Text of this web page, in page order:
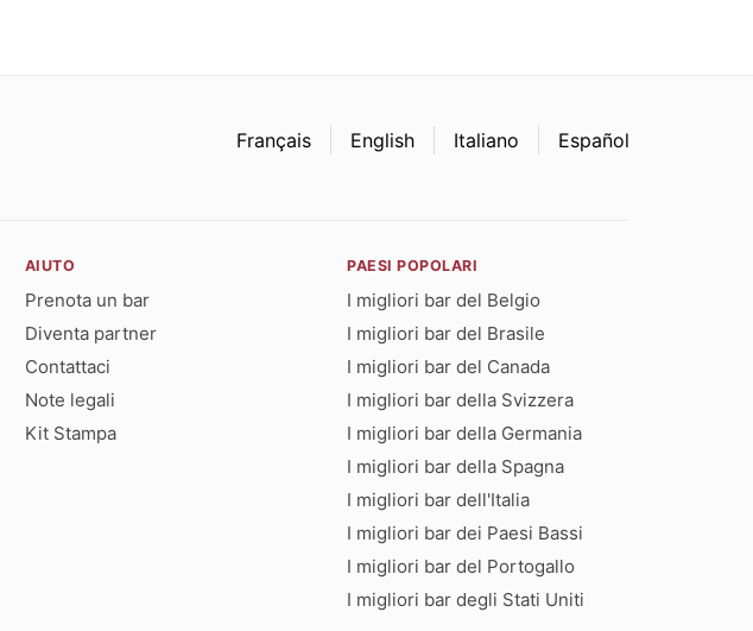
Français English Italiano Español
AIUTO
Prenota un bar
Diventa partner
Contattaci
Note legali
Kit Stampa
PAESI POPOLARI
I migliori bar del Belgio
I migliori bar del Brasile
I migliori bar del Canada
I migliori bar della Svizzera
I migliori bar della Germania
I migliori bar della Spagna
I migliori bar dell'Italia
I migliori bar dei Paesi Bassi
I migliori bar del Portogallo
I migliori bar degli Stati Uniti